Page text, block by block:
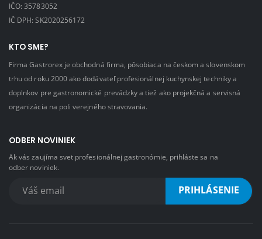
IČO: 35783052
IČ DPH: SK2020256172
KTO SME?
Firma Gastrorex je obchodná firma, pôsobiaca na českom a slovenskom
trhu od roku 2000 ako dodávateľ profesionálnej kuchynskej techniky a
doplnkov pre gastronomické prevádzky a tiež ako projekčná a servisná
organizácia na poli verejného stravovania.
ODBER NOVINIEK
Ak vás zaujíma svet profesionálnej gastronómie, prihláste sa na
odber noviniek.